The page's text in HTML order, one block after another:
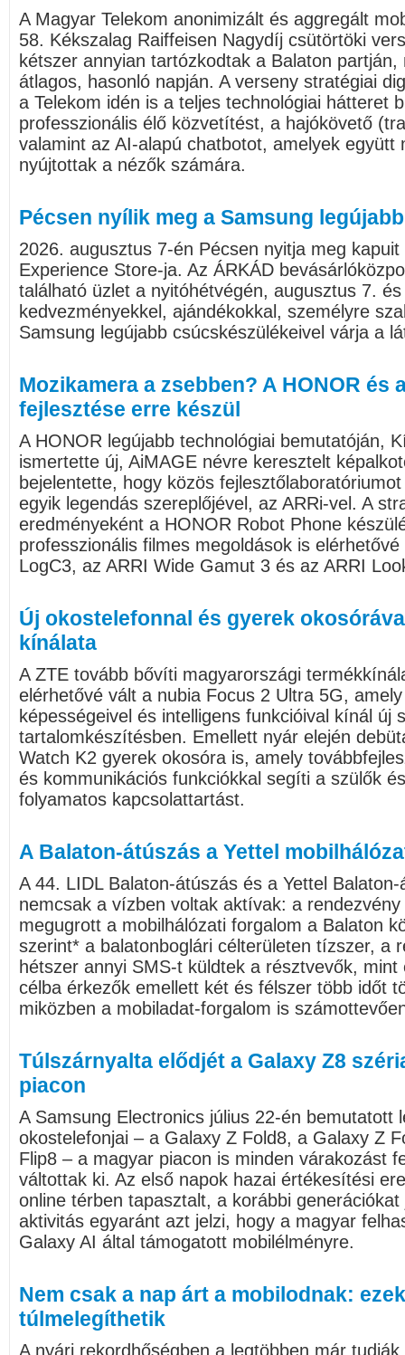
A Magyar Telekom anonimizált és aggregált
58. Kékszalag Raiffeisen Nagydíj csütörtöki
kétszer annyian tartózkodtak a Balaton
átlagos, hasonló napján. A verseny stratégiai
a Telekom idén is a teljes technológiai hátteret
professzionális élő közvetítést, a hajókövető
valamint az AI-alapú chatbotot, amelyek együtt
nyújtottak a nézők számára.
Pécsen nyílik meg a Samsung
2026. augusztus 7-én Pécsen nyitja meg
Experience Store-ja. Az ÁRKÁD
található üzlet a nyitóhétvégén, augusztus 7.
kedvezményekkel, ajándékokkal, személyre
Samsung legújabb csúcskészülékeivel várja a
Mozikamera a zsebben? A HONOR és
fejlesztése erre készül
A HONOR legújabb technológiai bemutatóján,
ismertette új, AiMAGE névre keresztelt
bejelentette, hogy közös
egyik legendás szereplőjével, az ARRi-vel. A
eredményeként a HONOR Robot Phone
professzionális filmes megoldások is
LogC3, az ARRI Wide Gamut 3 és az ARRI
Új okostelefonnal és gyerek
kínálata
A ZTE tovább bővíti magyarországi
elérhetővé vált a nubia Focus 2 Ultra 5G,
képességeivel és intelligens funkcióival kínál új
tartalomkészítésben. Emellett nyár elején
Watch K2 gyerek okosóra is, amely
és kommunikációs funkciókkal segíti a szülők
folyamatos kapcsolattartást.
A Balaton-átúszás a Yettel
A 44. LIDL Balaton-átúszás és a Yettel
nemcsak a vízben voltak aktívak: a
megugrott a mobilhálózati forgalom a Balaton
szerint* a balatonboglári célterületen tízszer, a
hétszer annyi SMS-t küldtek a résztvevők, mint
célba érkezők emellett két és félszer több időt
miközben a mobiladat-forgalom is
Túlszárnyalta elődjét a Galaxy Z8
piacon
A Samsung Electronics július 22-én bemutatott
okostelefonjai – a Galaxy Z Fold8, a Galaxy Z
Flip8 – a magyar piacon is minden várakozást
váltottak ki. Az első napok hazai értékesítési
online térben tapasztalt, a korábbi
aktivitás egyaránt azt jelzi, hogy a magyar
Galaxy AI által támogatott mobilélményre.
Nem csak a nap árt a mobilodnak:
túlmelegíthetik
A nyári rekordhőségben a legtöbben már